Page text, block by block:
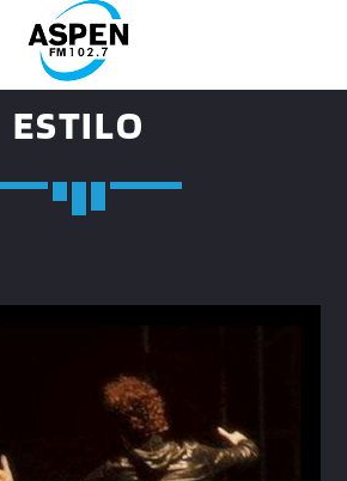
Facebook
ESTILO